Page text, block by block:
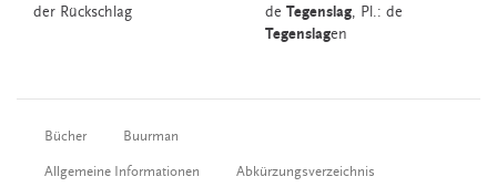
der Rückschlag de Tegenslag, Pl.: de
Tegenslagen
Bücher Buurman
Allgemeine Informationen
Abkürzungsverzeichnis